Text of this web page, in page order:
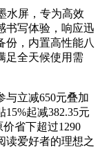
水屏，专为高效
书写体验，响应迅
份，内置高性能八
足全天候使用需
与立减650元叠加
起减382.35元
省下超过1290
读爱好者的理想之